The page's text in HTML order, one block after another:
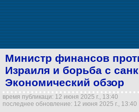
Министр финансов
Израиля и борьба с
Экономический обзор
время публикаци: 12 июня 2025 г., 13:40
последнее обновление: 12 июня 2025 г., 13:40